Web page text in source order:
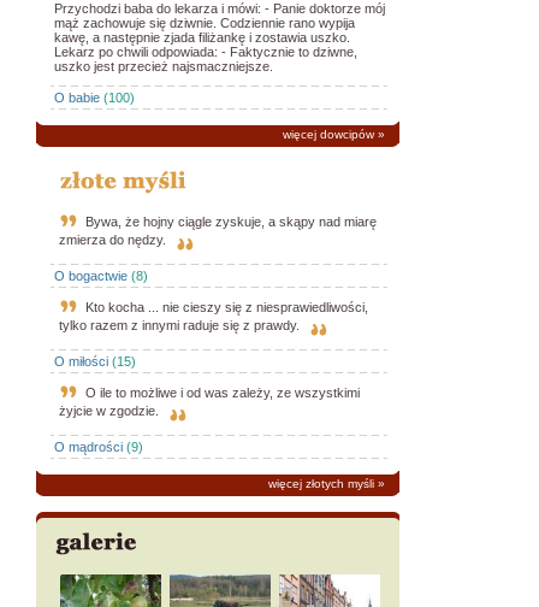
Przychodzi baba do lekarza i mówi: - Panie doktorze mój
mąż zachowuje się dziwnie. Codziennie rano wypija
kawę, a następnie zjada filiżankę i zostawia uszko.
Lekarz po chwili odpowiada: - Faktycznie to dziwne,
uszko jest przecież najsmaczniejsze.
O babie (100)
więcej dowcipów»
Bywa, że hojny ciągle zyskuje, a skąpy nad miarę
zmierza do nędzy.
O bogactwie (8)
Kto kocha ... nie cieszy się z niesprawiedliwości,
tylko razem z innymi raduje się z prawdy.
O miłości (15)
O ile to możliwe i od was zależy, ze wszystkimi
żyjcie w zgodzie.
O mądrości (9)
więcej złotych myśli »